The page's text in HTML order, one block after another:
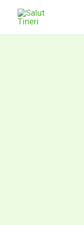
conținut
content